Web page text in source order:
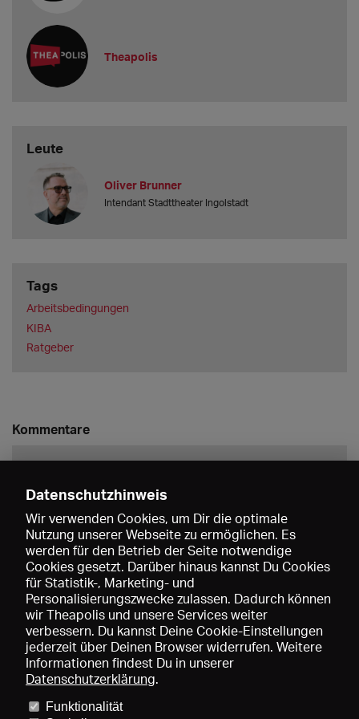
derzeit an?
3.000 Euro.
Welche Gast-Gage bieten Sie mindestens an?
350 - 400 Euro pro Vorste
Theapolis
Leute
Oliver Brunner
Intendant Stadttheater Ingolstadt
Tags
Arbeitsbedingungen
KIBA
Ratgeber
Kommentare
Speichern
Datenschutzhinweis
Wir verwenden Cookies, um Dir die optimale
Nutzung unserer Webseite zu ermöglichen. Es
werden für den Betrieb der Seite notwendige
Cookies gesetzt. Darüber hinaus kannst Du Cookies
für Statistik-, Marketing- und
Personalisierungszwecke zulassen. Dadurch können
wir Theapolis und unsere Services weiter
verbessern. Du kannst Deine Cookie-Einstellungen
jederzeit über Deinen Browser widerrufen. Weitere
Informationen findest Du in unserer
Datenschutzerklärung.
Funktionalität